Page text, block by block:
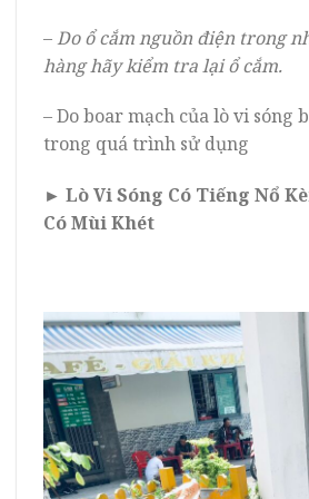
–Do ổ cắm nguồn điện trong
hàng hãy kiểm tra lại ổ cắm.
– Do boar mạch của lò vi sóng
trong quá trình sử dụng
► Lò Vi Sóng Có Tiếng Nổ
Có Mùi Khét